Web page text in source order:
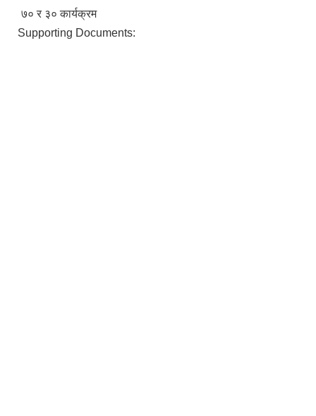
७० र ३० कार्यक्रम
Supporting Documents: